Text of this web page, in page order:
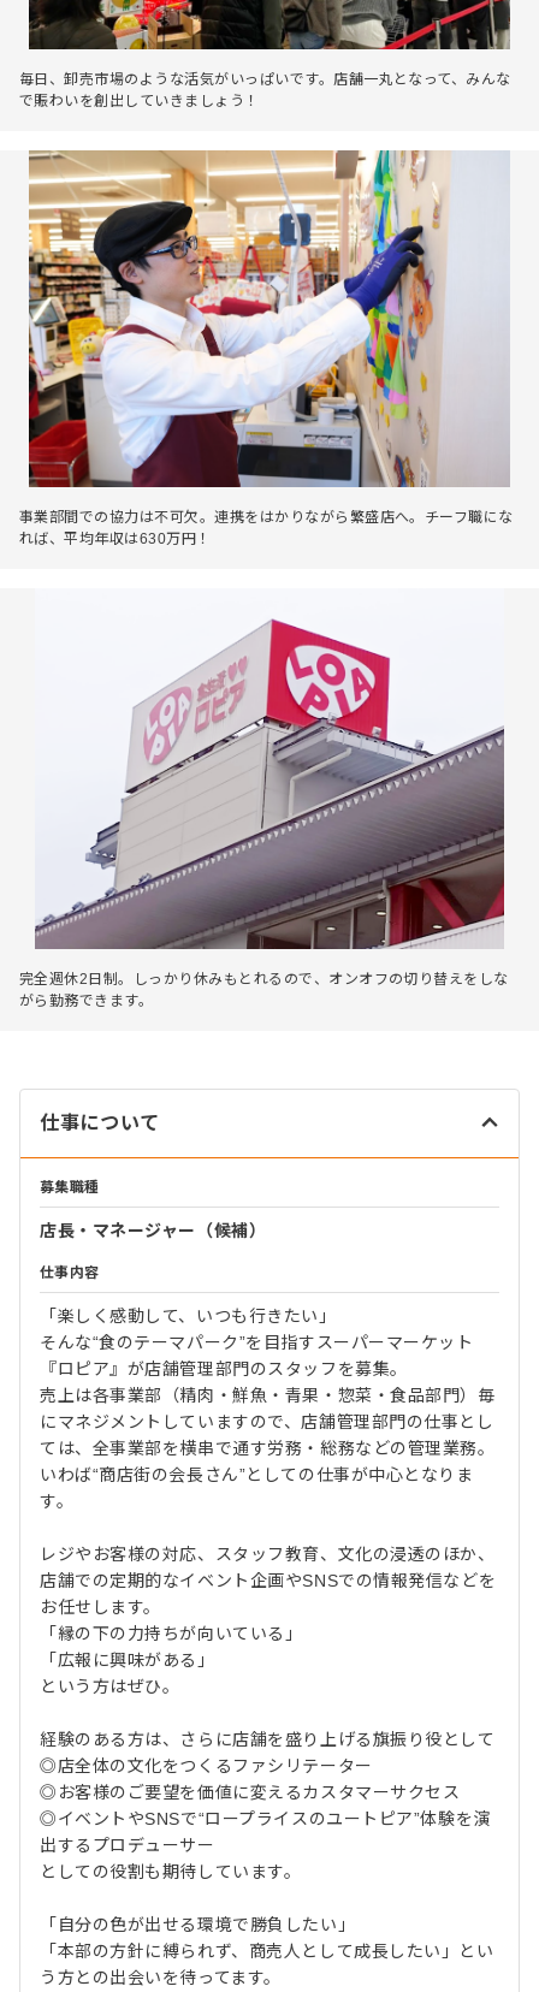
毎日、卸売市場のような活気がいっぱいです。店舗一丸となって、みんな
で賑わいを創出していきましょう！
事業部間での協力は不可欠。連携をはかりながら繁盛店へ。チーフ職にな
れば、平均年収は630万円！
完全週休2日制。しっかり休みもとれるので、オンオフの切り替えをしな
がら勤務できます。
仕事について
募集職種
店長・マネージャー（候補）
仕事内容
「楽しく感動して、いつも行きたい」
そんな“食のテーマパーク”を目指すスーパーマーケット
『ロピア』が店舗管理部門のスタッフを募集。
売上は各事業部（精肉・鮮魚・青果・惣菜・食品部門）毎
にマネジメントしていますので、店舗管理部門の仕事とし
ては、全事業部を横串で通す労務・総務などの管理業務。
いわば“商店街の会長さん”としての仕事が中心となりま
す。
レジやお客様の対応、スタッフ教育、文化の浸透のほか、
店舗での定期的なイベント企画やSNSでの情報発信などを
お任せします。
「縁の下の力持ちが向いている」
「広報に興味がある」
という方はぜひ。
経験のある方は、さらに店舗を盛り上げる旗振り役として
◎店全体の文化をつくるファシリテーター
◎お客様のご要望を価値に変えるカスタマーサクセス
◎イベントやSNSで“ロープライスのユートピア”体験を演
出するプロデューサー
としての役割も期待しています。
「自分の色が出せる環境で勝負したい」
「本部の方針に縛られず、商売人として成長したい」とい
う方との出会いを待ってます。